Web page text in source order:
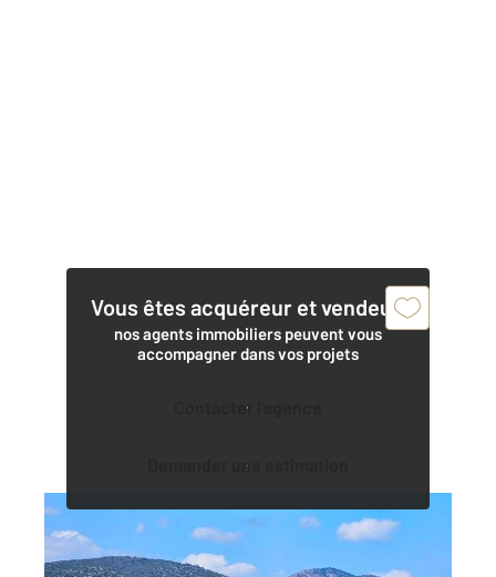
Vous êtes acquéreur et vendeur,
nos agents immobiliers peuvent vous
accompagner dans vos projets
Contacter l'agence
Demander une estimation
OLETTA 202
25 m , 1 pièce
Ref : 422